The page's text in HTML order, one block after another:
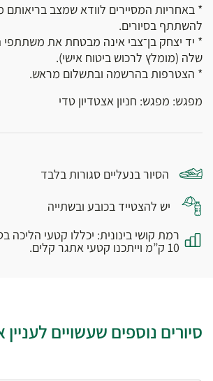
* באחריות המסיירים לוודא שמצב
להשתתף בסיורים.
* יד יצחק בן־צבי אינה מבטחת את משתתפי
שלה (מומלץ לרכוש ביטוח אישי).
* הצטרפות בהרשמה ובתשלום מראש.
מפגש: מפגש: חניון אצטדיון טדי
הסיור בנעליים סגורות בלבד
יש להצטייד בכובע ובשתייה
רמת קושי בינונית: יכללו קטעי
10 ק”מ וייתכנו קטעי אתגר קלים.
סיורים נוספים שעשויים